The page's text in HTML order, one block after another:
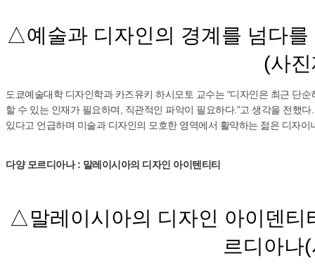
△예술과 디자인의 경계를 넘다
(사
도쿄예술대학 디자인학과 카즈유키 하시모토 교수는 “디자인은 최근 단
할 수 있는 인재가 필요하며, 직관적인 파악이 필요하다.”고 생각을 전했
있다고 언급하며 미술과 디자인의 모호한 영역에서 활약하는 젊은 디자
다양 모르디아나 : 말레이시아의 디자인 아이텐티티
△말레이시아의 디자인 아이덴티
르디아나